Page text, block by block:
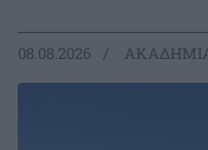
08.08.2026